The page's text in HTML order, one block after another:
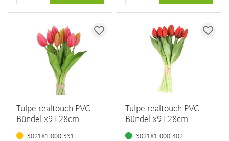
Tulpe realtouch PVC
Bündel x9 L28cm
302181-000-331
Tulpe realtouch PVC
Bündel x9 L28cm
302181-000-402